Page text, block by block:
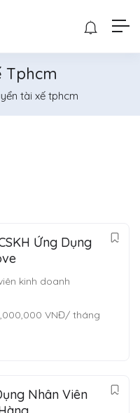
Tphcm
tài xế tphcm
Ứng Dụng
kinh doanh
VNĐ/ tháng
Nhân Viên